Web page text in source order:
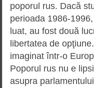
poporul rus. Dacă
perioada 1986-
luat, au fost două
libertatea de
imaginat într-o
Poporul rus nu e
asupra